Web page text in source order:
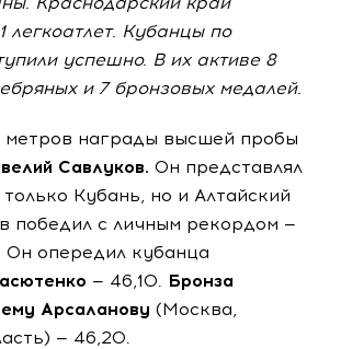
легкоатлет. Кубанцы по
успешно. В их активе 8
и 7 бронзовых медалей.
награды высшей пробы
Савлуков. Он представлял
Кубань, но и Алтайский
победил с личным рекордом —
Он опередил кубанца
— 46,10. Бронза
Арсаланову (Москва,
— 46,20.